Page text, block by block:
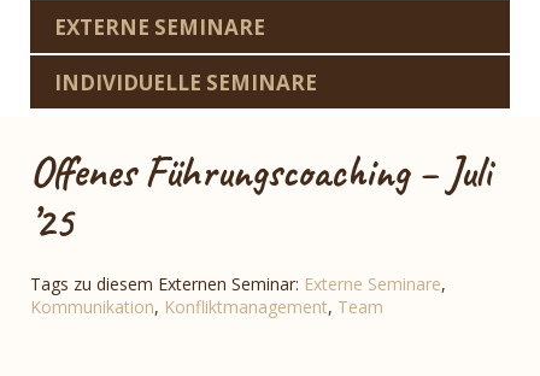
EXTERNE SEMINARE
INDIVIDUELLE SEMINARE
Offenes Führungscoaching – Juli
’25
Tags zu diesem Externen Seminar: Externe Seminare,
Kommunikation, Konfliktmanagement, Team